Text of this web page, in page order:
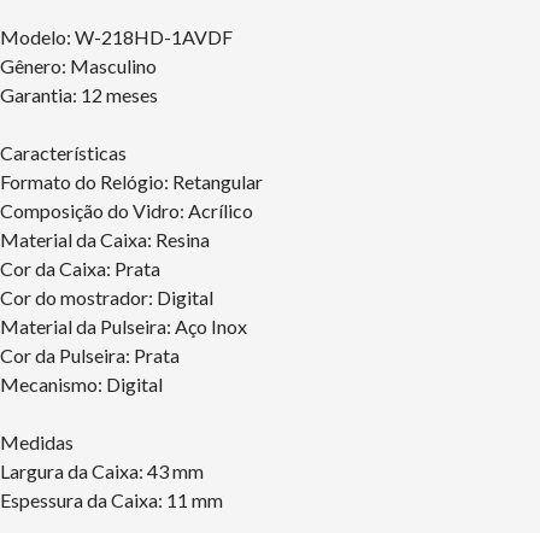
Modelo: W-218HD-1AVDF
Gênero: Masculino
Garantia: 12 meses
Características
Formato do Relógio: Retangular
Composição do Vidro: Acrílico
Material da Caixa: Resina
Cor da Caixa: Prata
Cor do mostrador: Digital
Material da Pulseira: Aço Inox
Cor da Pulseira: Prata
Mecanismo: Digital
Medidas
Largura da Caixa: 43 mm
Espessura da Caixa: 11 mm